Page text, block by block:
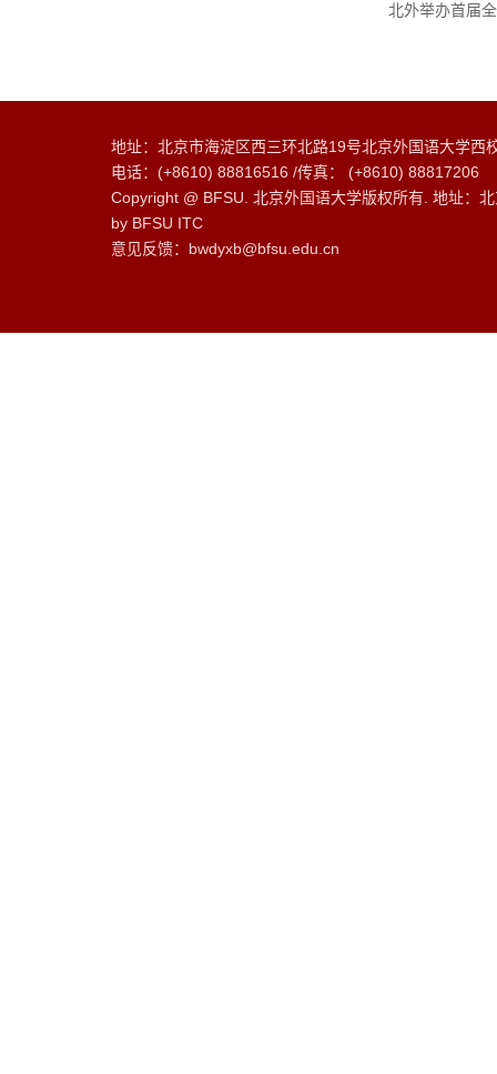
北外举办首届
地址：北京市海淀区西三环北路19号北京外国语大学西
电话：(+8610) 88816516 /传真： (+8610) 88817206
Copyright @ BFSU. 北京外国语大学版权所有. 地址
by BFSU ITC
意见反馈：bwdyxb@bfsu.edu.cn